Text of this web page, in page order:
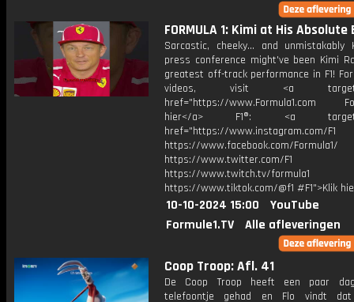
FORMULA 1: Kimi at His
Sarcastic, cheeky... and unmistakably
press conference might've been Kimi
greatest off-track performance in F1! For
videos, visit <a
href="https://www.Formula1.com
hier</a> F1®: <a
href="https://www.instagram.com/F1
https://www.facebook.com/Formula1/
https://www.twitter.com/F1
https://www.twitch.tv/formula1
https://www.tiktok.com/@f1 #F1">Klik
10-10-2024 15:00
YouTube
Formule1.TV
Alle afleveringen
Coop Troop: Afl. 41
De Coop Troop heeft een paar
telefoontje gehad en Flo vindt